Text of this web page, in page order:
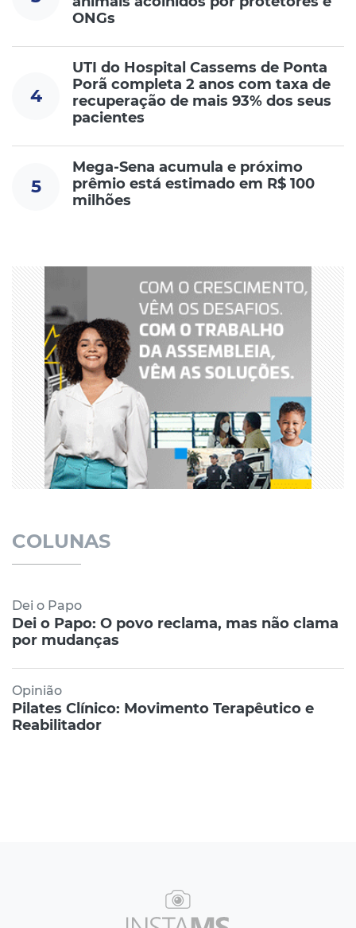
ONGs
4
UTI do Hospital Cassems de Ponta
Porã completa 2 anos com taxa de
recuperação de mais 93% dos seus
pacientes
5
Mega-Sena acumula e próximo
prêmio está estimado em R$ 100
milhões
COLUNAS
Dei o Papo
Dei o Papo: O povo reclama, mas não clama
por mudanças
Opinião
Pilates Clínico: Movimento Terapêutico e
Reabilitador